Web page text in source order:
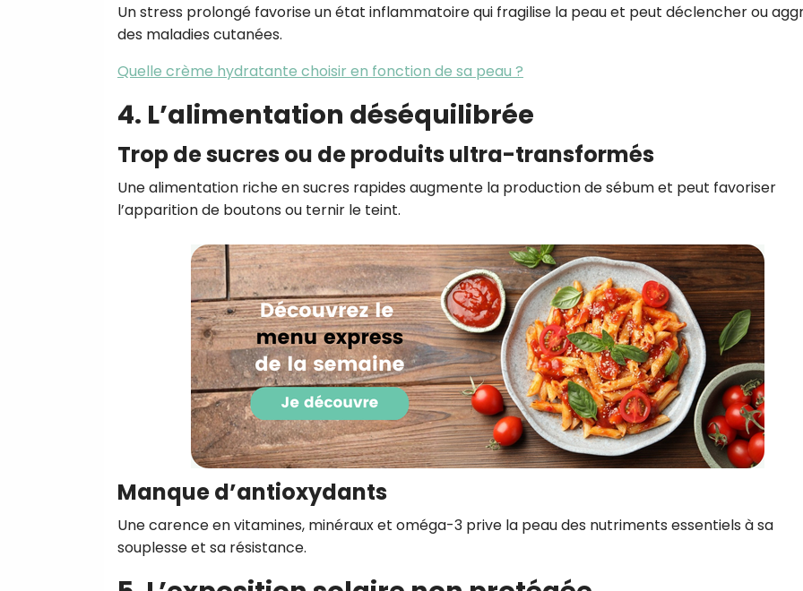
Un stress prolongé favorise un état inflammatoire qui fragilise la peau et peut déclencher ou
des maladies cutanées.
Quelle crème hydratante choisir en fonction de sa peau ?
4. L’alimentation déséquilibrée
Trop de sucres ou de produits ultra-transformés
Une alimentation riche en sucres rapides augmente la production de sébum et peut favoriser
l’apparition de boutons ou ternir le teint.
Manque d’antioxydants
Une carence en vitamines, minéraux et oméga-3 prive la peau des nutriments essentiels à sa
souplesse et sa résistance.